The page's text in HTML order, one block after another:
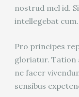
nostrud mel id.
intellegebat
Pro principes
gloriatur. Tation
ne facer
sensibus